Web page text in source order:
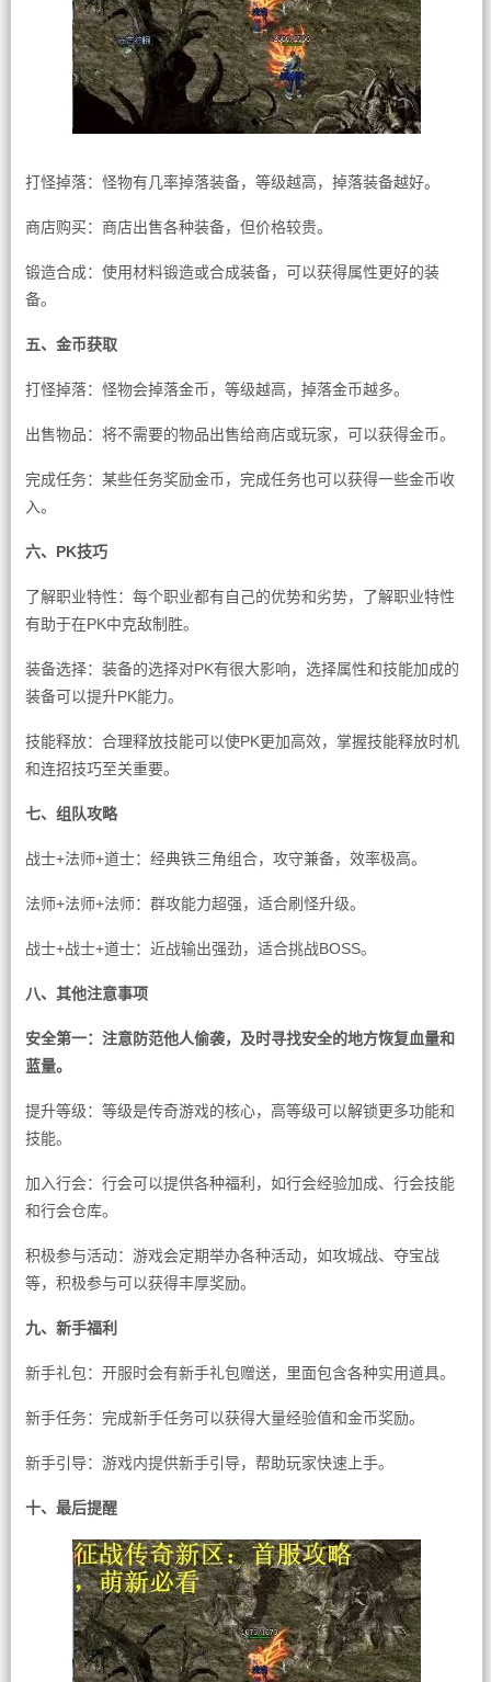
打怪掉落：怪物有几率掉落装备，等级越高，掉落装备越好。
商店购买：商店出售各种装备，但价格较贵。
锻造合成：使用材料锻造或合成装备，可以获得属性更好的装
备。
五、金币获取
打怪掉落：怪物会掉落金币，等级越高，掉落金币越多。
出售物品：将不需要的物品出售给商店或玩家，可以获得金币。
完成任务：某些任务奖励金币，完成任务也可以获得一些金币收
入。
六、PK技巧
了解职业特性：每个职业都有自己的优势和劣势，了解职业特性
有助于在PK中克敌制胜。
装备选择：装备的选择对PK有很大影响，选择属性和技能加成的
装备可以提升PK能力。
技能释放：合理释放技能可以使PK更加高效，掌握技能释放时机
和连招技巧至关重要。
七、组队攻略
战士+法师+道士：经典铁三角组合，攻守兼备，效率极高。
法师+法师+法师：群攻能力超强，适合刷怪升级。
战士+战士+道士：近战输出强劲，适合挑战BOSS。
八、其他注意事项
安全第一：注意防范他人偷袭，及时寻找安全的地方恢复血量和
蓝量。
提升等级：等级是传奇游戏的核心，高等级可以解锁更多功能和
技能。
加入行会：行会可以提供各种福利，如行会经验加成、行会技能
和行会仓库。
积极参与活动：游戏会定期举办各种活动，如攻城战、夺宝战
等，积极参与可以获得丰厚奖励。
九、新手福利
新手礼包：开服时会有新手礼包赠送，里面包含各种实用道具。
新手任务：完成新手任务可以获得大量经验值和金币奖励。
新手引导：游戏内提供新手引导，帮助玩家快速上手。
十、最后提醒